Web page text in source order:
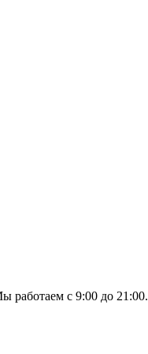
работаем с 9:00 до 21:00.